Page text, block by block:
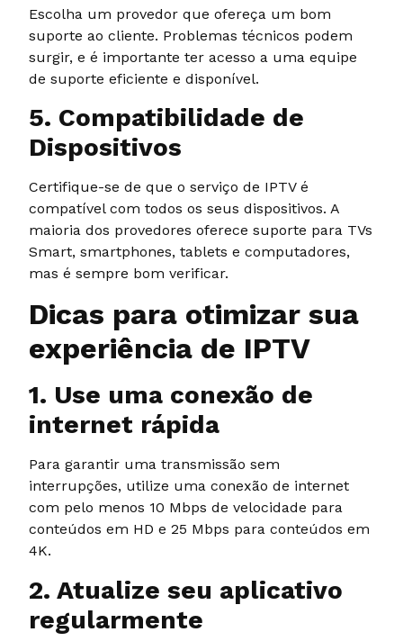
Escolha um provedor que ofereça um bom
suporte ao cliente. Problemas técnicos podem
surgir, e é importante ter acesso a uma equipe
de suporte eficiente e disponível.
5. Compatibilidade de
Dispositivos
Certifique-se de que o serviço de IPTV é
compatível com todos os seus dispositivos. A
maioria dos provedores oferece suporte para TVs
Smart, smartphones, tablets e computadores,
mas é sempre bom verificar.
Dicas para otimizar sua
experiência de IPTV
1. Use uma conexão de
internet rápida
Para garantir uma transmissão sem
interrupções, utilize uma conexão de internet
com pelo menos 10 Mbps de velocidade para
conteúdos em HD e 25 Mbps para conteúdos em
4K.
2. Atualize seu aplicativo
regularmente